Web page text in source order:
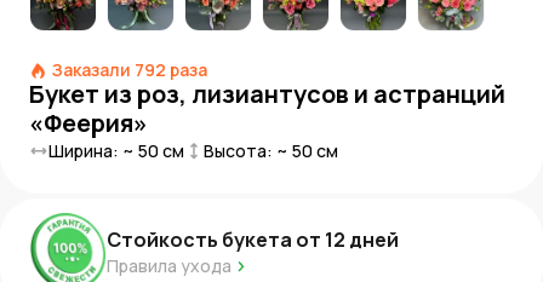
Заказали 792 раза
Букет из роз, лизиантусов и астранций
«Феерия»
Ширина: ~ 50 см Высота: ~ 50 см
Стойкость букета от 12 дней
Правила ухода